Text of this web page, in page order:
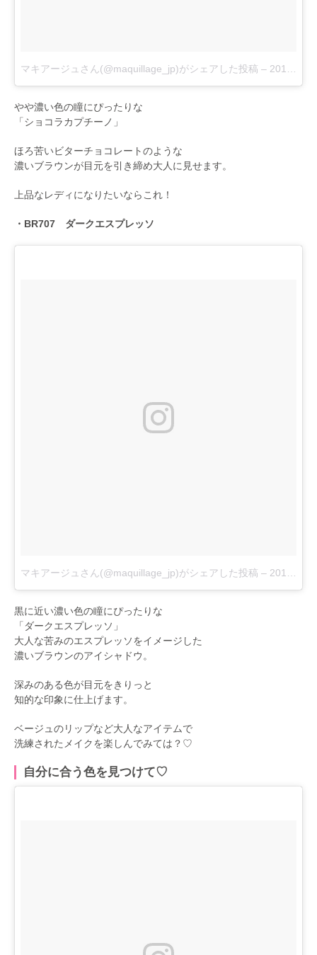
マキアージュさん(@maquillage_jp)がシェアした投稿 – 2017 8月 30 2:19午前 PDT
やや濃い色の瞳にぴったりな
「ショコラカプチーノ」
ほろ苦いビターチョコレートのような
濃いブラウンが目元を引き締め大人に見せます。
上品なレディになりたいならこれ！
・BR707 ダークエスプレッソ
マキアージュさん(@maquillage_jp)がシェアした投稿 – 2017 8月 27 11:18午後 PDT
黒に近い濃い色の瞳にぴったりな
「ダークエスプレッソ」
大人な苦みのエスプレッソをイメージした
濃いブラウンのアイシャドウ。
深みのある色が目元をきりっと
知的な印象に仕上げます。
ベージュのリップなど大人なアイテムで
洗練されたメイクを楽しんでみては？♡
自分に合う色を見つけて♡